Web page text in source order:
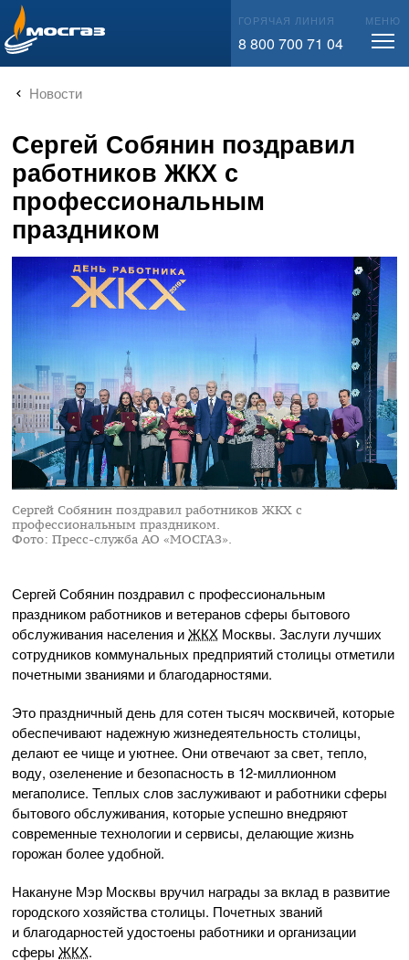
info@mos-gaz.ru ГОРЯЧАЯ ЛИНИЯ
8 800 700 71 04
МЕНЮ
Новости
Сергей Собянин поздравил
работников ЖКХ с
профессиональным
праздником
Сергей Собянин поздравил работников ЖКХ с
профессиональным праздником.
Фото: Пресс-служба АО «МОСГАЗ».
Сергей Собянин поздравил с профессиональным
праздником работников и ветеранов сферы бытового
обслуживания населения иЖКХ Москвы. Заслуги лучших
сотрудников коммунальных предприятий столицы отметили
почетными званиями и благодарностями.
Это праздничный день для сотен тысяч москвичей, которые
обеспечивают надежную жизнедеятельность столицы,
делают ее чище и уютнее. Они отвечают за свет, тепло,
воду, озеленение и безопасность в 12-миллионном
мегаполисе. Теплых слов заслуживают и работники сферы
бытового обслуживания, которые успешно внедряют
современные технологии и сервисы, делающие жизнь
горожан более удобной.
Накануне Мэр Москвы вручил награды за вклад в развитие
городского хозяйства столицы. Почетных званий
и благодарностей удостоены работники и организации
сферы ЖКХ.